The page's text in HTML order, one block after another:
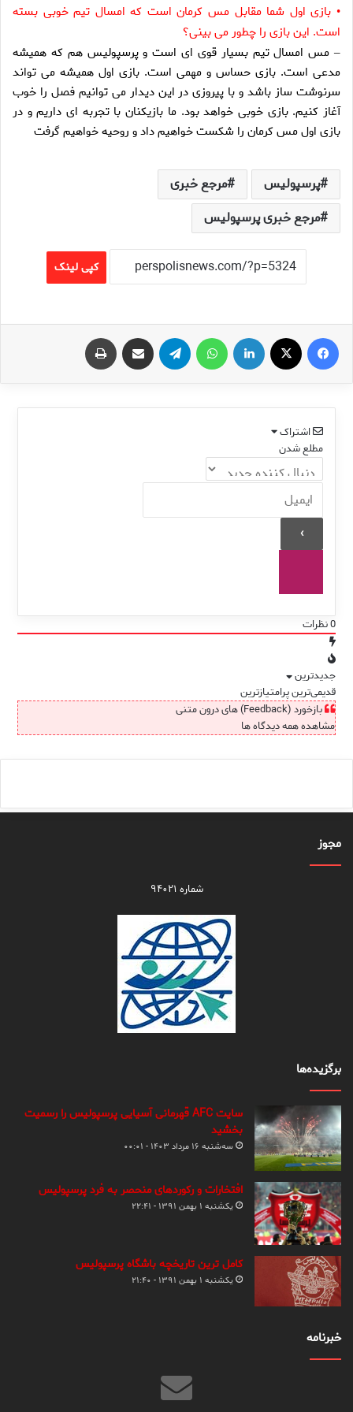
• بازى اول شما مقابل مس كرمان است كه امسال تيم خوبى بسته
است. اين بازى را چطور مى بينى؟
– مس امسال تيم بسيار قوى اى است و پرسپوليس هم كه هميشه
مدعى است. بازى حساس و مهمى است. بازى اول هميشه مى تواند
سرنوشت ساز باشد و با پيروزى در اين ديدار مى توانيم فصل را خوب
آغاز كنيم. بازى خوبى خواهد بود. ما بازيكنان با تجربه اى داريم و در
بازى اول مس كرمان را شكست خواهيم داد و روحيه خواهيم گرفت
پرسپولیس
مرجع خبری
مرجع خبری پرسپولیس
کپی لینک
فیس بوک لینکدین تلگرام اشتراک گذاری از طریق ایمیل
اشتراک
مطلع شدن
0نظرات
جدیدترین
قدیمی‌ترینپرامتیازترین
بازخورد (Feedback) های درون متنی
مشاهده همه دیدگاه ها
مجوز
شماره ۹۴۰۲۱
برگزیده‌ها
سایت AFC قهرمانی آسیایی پرسپولیس را رسمیت
بخشید
سه‌شنبه ۱۶ مرداد ۱۴۰۳ - ۰۰:۰۱
افتخارات و رکوردهای منحصر به فرد پرسپولیس
یکشنبه ۱ بهمن ۱۳۹۱ - ۲۲:۴۱
کامل ترین تاریخچه باشگاه پرسپولیس
یکشنبه ۱ بهمن ۱۳۹۱ - ۲۱:۴۰
خبرنامه